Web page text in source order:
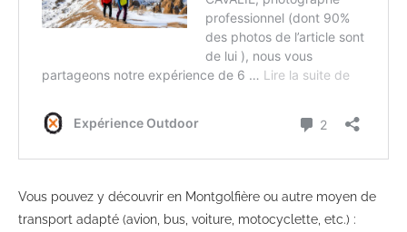
Vous pouvez y découvrir en Montgolfière ou autre moyen de
transport adapté (avion, bus, voiture, motocyclette, etc.) :